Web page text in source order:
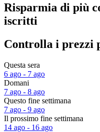
Risparmia di più
iscritti
Controlla i prezzi
Questa sera
6 ago - 7 ago
Domani
7 ago - 8 ago
Questo fine settimana
7 ago - 9 ago
Il prossimo fine settimana
14 ago - 16 ago